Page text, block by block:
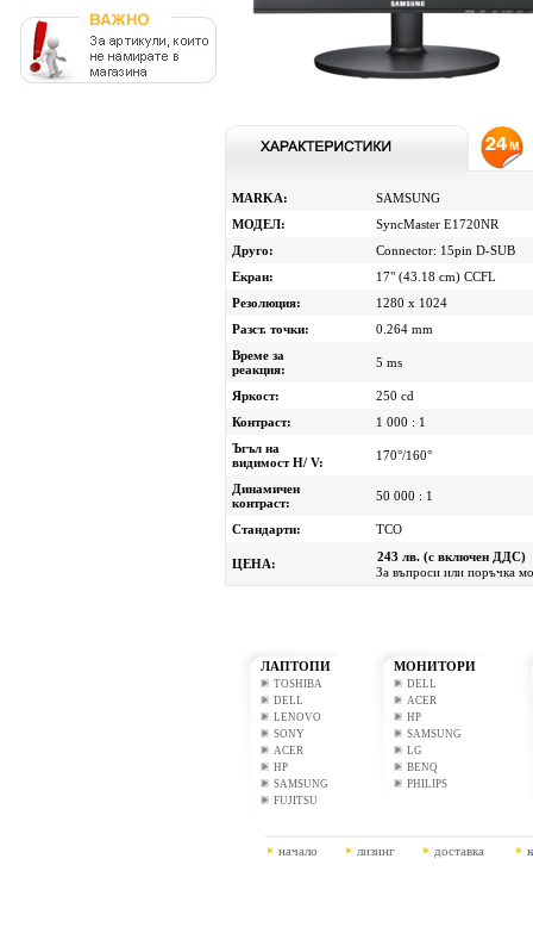
MARKA:
SAMSUNG
МОДЕЛ:
SyncMaster E1720NR
Друго:
Connector: 15pin D-SUB
Eкран:
17" (43.18 cm) CCFL
Резолюция:
1280 x 1024
Разст. точки:
0.264 mm
Време за
реакция:
5 ms
Яркост:
250 cd
Контраст:
1 000 : 1
Ъгъл на
видимост H/ V:
170°/160°
Динамичен
контраст:
50 000 : 1
Стандарти: TCO
ЦЕНА:
243 лв. (с включен ДДС)
За въпроси или поръчка
ЛАПТОПИ
TOSHIBA
DELL
LENOVO
SONY
ACER
HP
SAMSUNG
FUJITSU
МОНИТОРИ
DELL
ACER
HP
SAMSUNG
LG
BENQ
PHILIPS
начало лизинг доставка